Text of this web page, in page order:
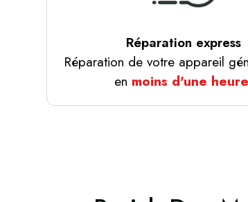
Réparation express
Réparation de votre appareil
en moins d'une heure